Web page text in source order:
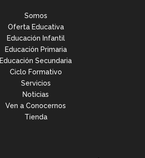
Somos
Oferta Educativa
Educación Infantil
Educación Primaria
Educación Secundaria
Ciclo Formativo
Servicios
Noticias
Ven a Conocernos
Tienda